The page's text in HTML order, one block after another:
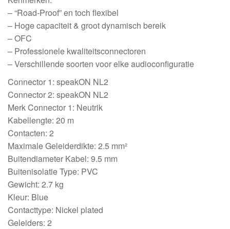
– “Road-Proof” en toch flexibel
– Hoge capaciteit & groot dynamisch bereik
– OFC
– Professionele kwaliteitsconnectoren
– Verschillende soorten voor elke audioconfiguratie
Connector 1: speakON NL2
Connector 2: speakON NL2
Merk Connector 1: Neutrik
Kabellengte: 20 m
Contacten: 2
Maximale Geleiderdikte: 2.5 mm²
Buitendiameter Kabel: 9.5 mm
Buitenisolatie Type: PVC
Gewicht: 2.7 kg
Kleur: Blue
Contacttype: Nickel plated
Geleiders: 2